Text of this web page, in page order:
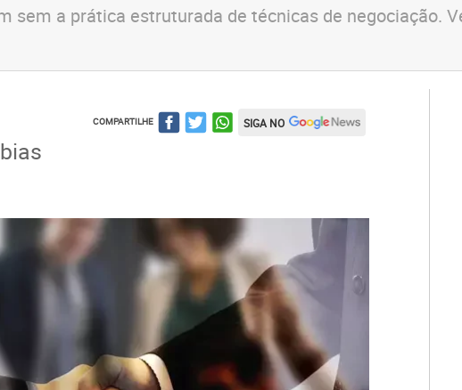
sem a prática estruturada de técnicas de negociação.
COMPARTILHE SIGA NO